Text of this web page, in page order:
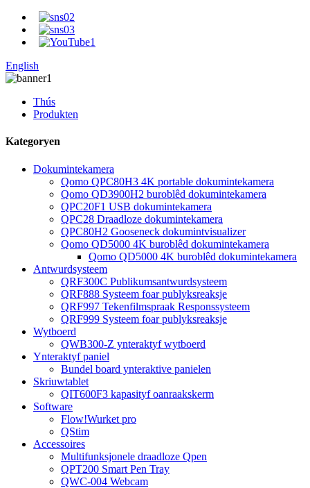
English
Thús
Produkten
Kategoryen
Dokumintekamera
Qomo QPC80H3 4K portable dokumintekamera
Qomo QD3900H2 buroblêd dokumintekamera
QPC20F1 USB dokumintekamera
QPC28 Draadloze dokumintekamera
QPC80H2 Gooseneck dokumintvisualizer
Qomo QD5000 4K buroblêd dokumintekamera
Qomo QD5000 4K buroblêd dokumintekamera
Antwurdsysteem
QRF300C Publikumsantwurdsysteem
QRF888 Systeem foar publyksreaksje
QRF997 Tekenfilmspraak Responssysteem
QRF999 Systeem foar publyksreaksje
Wytboerd
QWB300-Z ynteraktyf wytboerd
Ynteraktyf paniel
Bundel board ynteraktive panielen
Skriuwtablet
QIT600F3 kapasityf oanraakskerm
Software
Flow!Wurket pro
QStim
Accessoires
Multifunksjonele draadloze Qpen
QPT200 Smart Pen Tray
QWC-004 Webcam